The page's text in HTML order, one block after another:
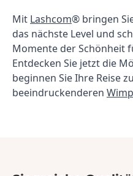
Mit Lashcom® bringen
das nächste Level und
Momente der Schönheit
Entdecken Sie jetzt die
beginnen Sie Ihre Reise
beeindruckenderen